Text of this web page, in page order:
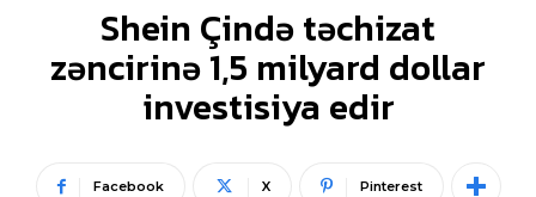
Shein Çində təchizat
zəncirinə 1,5 milyard dollar
investisiya edir
Facebook X Pinterest